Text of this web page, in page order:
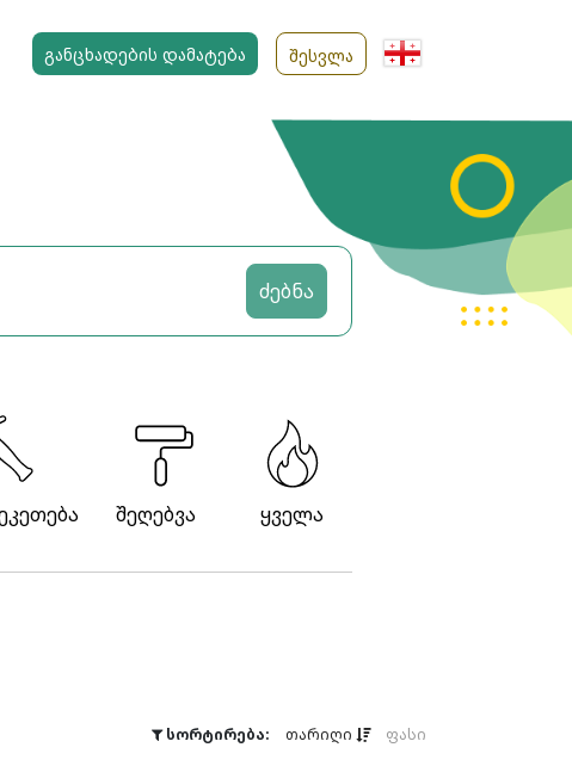
ᲒᲐᲜᲪᲮᲐᲓᲔᲑᲘᲡ ᲓᲐᲛᲐᲢᲔᲑᲐ ᲨᲔᲡᲕᲚᲐ
ძებნა
შეღებვა ყველა
სორტირება: თარიღი ფასი